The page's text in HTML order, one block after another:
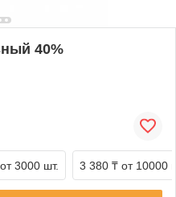
40%
от 3000 шт. 3 380 ₸ от 10000